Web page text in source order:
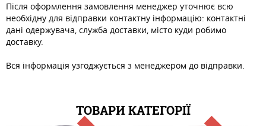
Після оформлення замовлення менеджер уточнює всю
необхідну для відправки контактну інформацію: контактні
дані одержувача, служба доставки, місто куди робимо
доставку.
Вся інформація узгоджується з менеджером до відправки.
ТОВАРИ КАТЕГОРІЇ